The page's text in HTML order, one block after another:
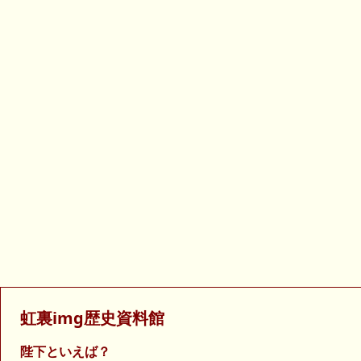
虹裏img歴史資料館
陛下といえば？